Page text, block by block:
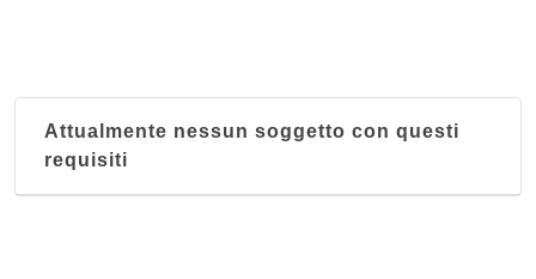
Attualmente nessun soggetto con questi
requisiti